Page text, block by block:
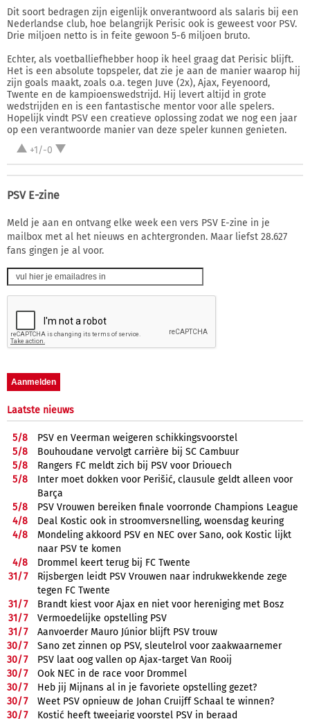
Dit soort bedragen zijn eigenlijk onverantwoord als salaris bij een
Nederlandse club, hoe belangrijk Perisic ook is geweest voor PSV.
Drie miljoen netto is in feite gewoon 5-6 miljoen bruto.
Echter, als voetballiefhebber hoop ik heel graag dat Perisic blijft.
Het is een absolute topspeler, dat zie je aan de manier waarop hij
zijn goals maakt, zoals o.a. tegen Juve (2x), Ajax, Feyenoord,
Twente en de kampioenswedstrijd. Hij levert altijd in grote
wedstrijden en is een fantastische mentor voor alle spelers.
Hopelijk vindt PSV een creatieve oplossing zodat we nog een jaar
op een verantwoorde manier van deze speler kunnen genieten.
+1/-0
PSV E-zine
Meld je aan en ontvang elke week een vers PSV E-zine in je
mailbox met al het nieuws en achtergronden. Maar liefst 28.627
fans gingen je al voor.
Laatste nieuws
5/8
PSV en Veerman weigeren schikkingsvoorstel
5/8
Bouhoudane vervolgt carrière bij SC Cambuur
5/8
Rangers FC meldt zich bij PSV voor Driouech
5/8
Inter moet dokken voor Perišić, clausule geldt alleen voor
Barça
5/8
PSV Vrouwen bereiken finale voorronde Champions League
4/8
Deal Kostic ook in stroomversnelling, woensdag keuring
4/8
Mondeling akkoord PSV en NEC over Sano, ook Kostic lijkt
naar PSV te komen
4/8
Drommel keert terug bij FC Twente
31/7
Rijsbergen leidt PSV Vrouwen naar indrukwekkende zege
tegen FC Twente
31/7
Brandt kiest voor Ajax en niet voor hereniging met Bosz
31/7
Vermoedelijke opstelling PSV
31/7
Aanvoerder Mauro Júnior blijft PSV trouw
30/7
Sano zet zinnen op PSV, sleutelrol voor zaakwaarnemer
30/7
PSV laat oog vallen op Ajax-target Van Rooij
30/7
Ook NEC in de race voor Drommel
30/7
Heb jij Mijnans al in je favoriete opstelling gezet?
30/7
Weet PSV opnieuw de Johan Cruijff Schaal te winnen?
30/7
Kostić heeft tweejarig voorstel PSV in beraad